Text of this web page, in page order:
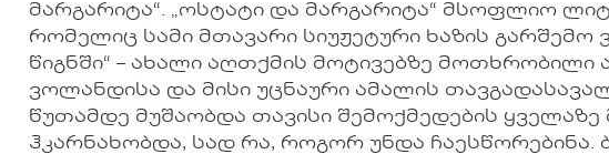
მარგარიტა“. „ოსტატი და მარგარიტა“ მსოფლიო
რომელიც სამი მთავარი სიუჟეტური ხაზის გარშემო
წიგნში“ – ახალი აღთქმის მოტივებზე მოთხრობილი
ვოლანდისა და მისი უცნაური ამალის
წუთამდე მუშაობდა თავისი შემოქმედების
ჰკარნახობდა, სად რა, როგორ უნდა ჩაესწორებინა.